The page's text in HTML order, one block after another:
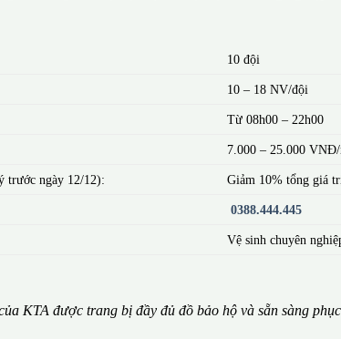
10 đội
10 – 18 NV/đội
Từ 08h00 – 22h00
7.000 – 25.000
trước ngày 12/12): Giảm 10% tổng giá
0388.444.445
Vệ sinh chuyên
KTA được trang bị đầy đủ đồ bảo hộ và sẵn sàng